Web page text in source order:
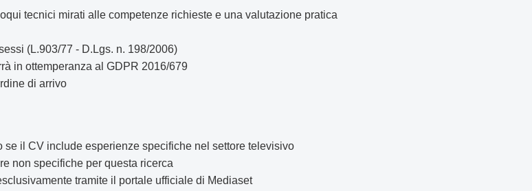
tecnici mirati alle competenze richieste e una valutazione pratica
(L.903/77 - D.Lgs. n. 198/2006)
in ottemperanza al GDPR 2016/679
di arrivo
se il CV include esperienze specifiche nel settore televisivo
non specifiche per questa ricerca
tramite il portale ufficiale di Mediaset